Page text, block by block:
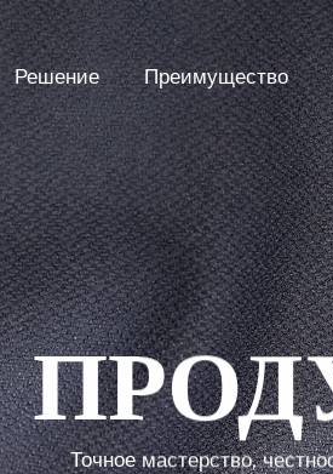
Решение Преимущество
Точное мастерство,